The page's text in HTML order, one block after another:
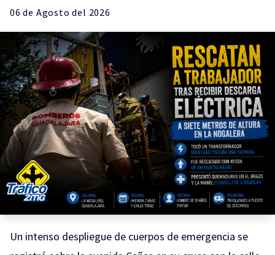
06 de Agosto del 2026
Un intenso despliegue de cuerpos de emergencia se